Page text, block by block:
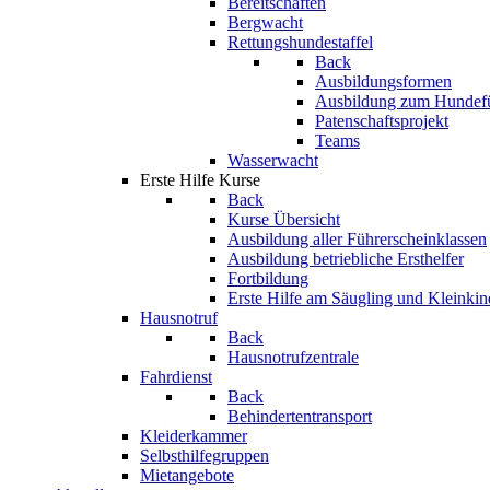
Bergwacht
Rettungshundestaffel
Back
Ausbildungsformen
Ausbildung zum
Patenschaftsprojekt
Teams
Wasserwacht
Erste Hilfe Kurse
Back
Kurse Übersicht
Ausbildung aller Führerscheinklassen
Ausbildung betriebliche Ersthelfer
Fortbildung
Erste Hilfe am Säugling und
Hausnotruf
Back
Hausnotrufzentrale
Fahrdienst
Back
Behindertentransport
Kleiderkammer
Selbsthilfegruppen
Mietangebote